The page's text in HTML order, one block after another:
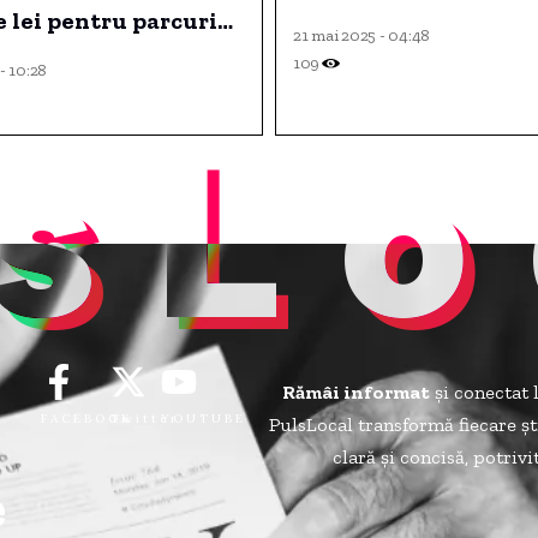
lei pentru parcuri
10:28
21 mai 2025 - 04:48
109
YOUTUBE
Rămâi informatși conectat
PulsLocal transformă fiecare
clară și concisă,